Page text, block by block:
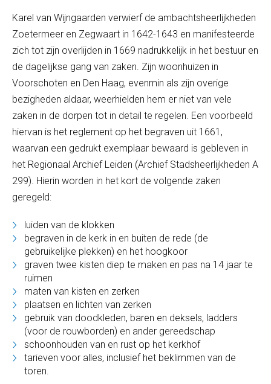
Karel van Wijngaarden verwierf de ambachtsheerlijkheden
Zoetermeer en Zegwaart in 1642-1643 en manifesteerde
zich tot zijn overlijden in 1669 nadrukkelijk in het bestuur en
de dagelijkse gang van zaken. Zijn woonhuizen in
Voorschoten en Den Haag, evenmin als zijn overige
bezigheden aldaar, weerhielden hem er niet van vele
zaken in de dorpen tot in detail te regelen. Een voorbeeld
hiervan is het reglement op het begraven uit 1661,
waarvan een gedrukt exemplaar bewaard is gebleven in
het Regionaal Archief Leiden (Archief Stadsheerlijkheden A
299). Hierin worden in het kort de volgende zaken
geregeld:
luiden van de klokken
begraven in de kerk in en buiten de rede (de
gebruikelijke plekken) en het hoogkoor
graven twee kisten diep te maken en pas na 14 jaar te
ruimen
maten van kisten en zerken
plaatsen en lichten van zerken
gebruik van doodkleden, baren en deksels, ladders
(voor de rouwborden) en ander gereedschap
schoonhouden van en rust op het kerkhof
tarieven voor alles, inclusief het beklimmen van de
toren.